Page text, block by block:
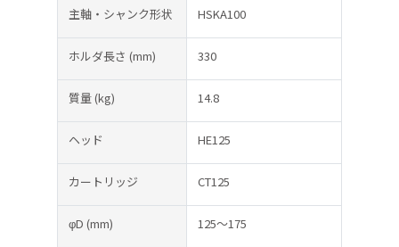
主軸・シャンク形状 HSKA100
ホルダ長さ (mm) 330
質量(kg) 14.8
ヘッド HE125
カートリッジ CT125
φD (mm) 125～175